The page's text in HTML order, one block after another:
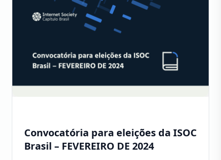
Convocatória para eleições da ISOC
Brasil – FEVEREIRO DE 2024